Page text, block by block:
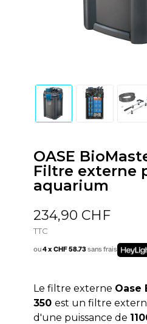
OASE
Filtre externe
aquarium
234,90 CHF
TTC
ou4 x CHF 58.73sans frais
Le filtre externe Oase
350 est un filtre
d'une puissance de